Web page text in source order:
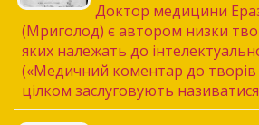
Доктор медицини
(Мриголод) є автором низки
яких належать до
(«Медичний коментар до творів
цілком заслуговують